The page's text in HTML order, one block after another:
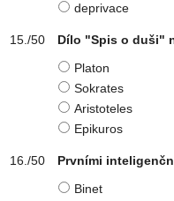
deprivace
Dílo "Spis o duši"
Platon
Sokrates
Aristoteles
Epikuros
Prvními
Binet